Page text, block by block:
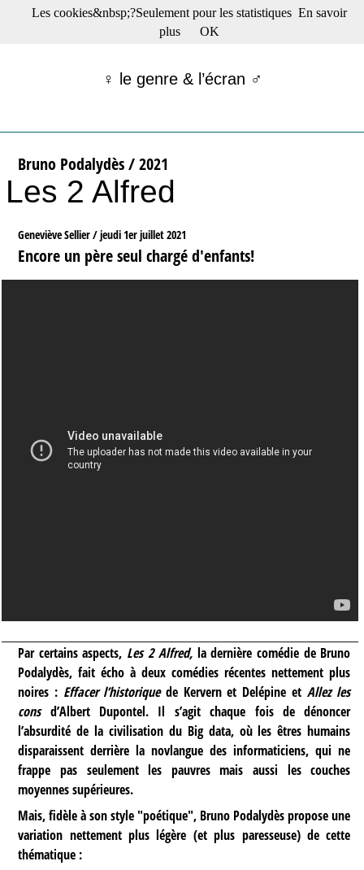
☰ Menu
Films récents
Tribunes
Bloc-notes
Archives
S’abonner à la Lettre !
♀ le genre & l’écran ♂
Bruno Podalydès / 2021
Les 2 Alfred
Geneviève Sellier /jeudi 1er juillet 2021
Encore un père seul chargé d'enfants!
Par certains aspects, Les 2 Alfred, la dernière comédie de Bruno
Podalydès, fait écho à deux comédies récentes nettement plus
noires : Effacer l’historiquede Kervern et Delépine et Allez les
consd’Albert Dupontel. Il s’agit chaque fois de dénoncer
l’absurdité de la civilisation du Big data, où les êtres humains
disparaissent derrière la novlangue des informaticiens, qui ne
frappe pas seulement les pauvres mais aussi les couches
moyennes supérieures.
Mais, fidèle à son style "poétique", Bruno Podalydès propose une
variation nettement plus légère (et plus paresseuse) de cette
thématique :
Les cookies&nbsp;?Seulement pour les statistiques En savoir
plus
OK